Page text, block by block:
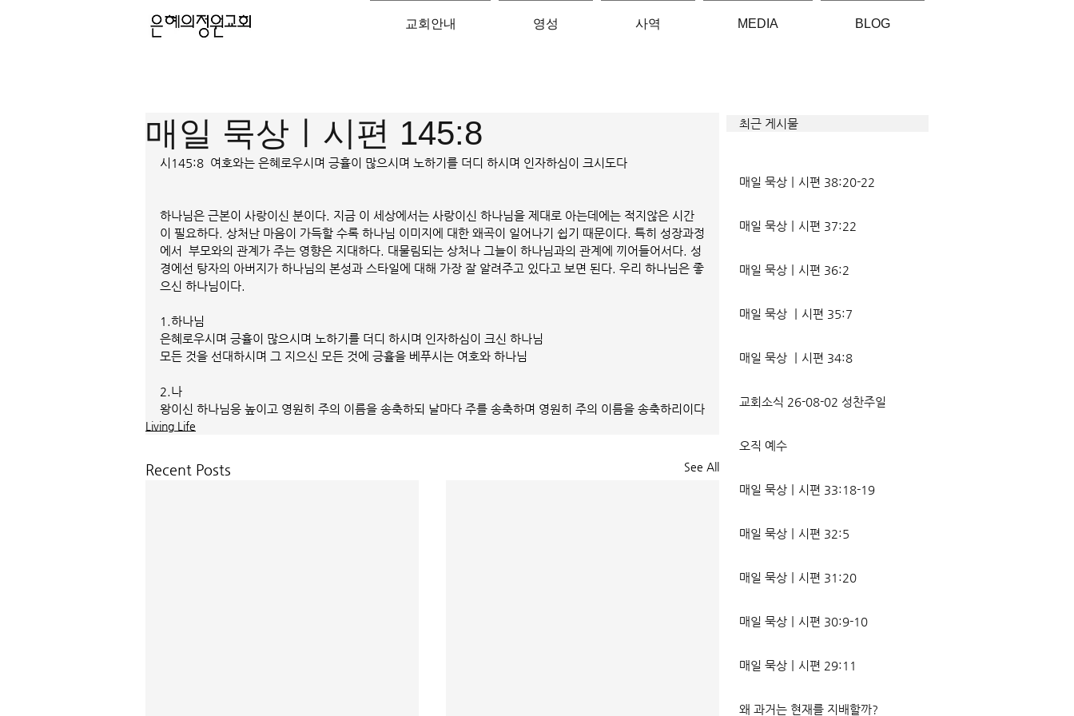
교회안내 영성 사역 MEDIA BLOG
최근 게시물
매일 묵상ㅣ시편 145:8
시145:8  여호와는 은혜로우시며 긍휼이 많으시며 노하기를 더디 하시며 인자하심이 크시도다
하나님은 근본이 사랑이신 분이다. 지금 이 세상에서는 사랑이신 하나님을 제대로 아는데에는 적지않은 시간
이 필요하다. 상처난 마음이 가득할 수록 하나님 이미지에 대한 왜곡이 일어나기 쉽기 때문이다. 특히 성장과정
에서  부모와의 관계가 주는 영향은 지대하다. 대물림되는 상처나 그늘이 하나님과의 관계에 끼어들어서다. 성
경에선 탕자의 아버지가 하나님의 본성과 스타일에 대해 가장 잘 알려주고 있다고 보면 된다. 우리 하나님은 좋
으신 하나님이다.
1.하나님
은혜로우시며 긍휼이 많으시며 노하기를 더디 하시며 인자하심이 크신 하나님
모든 것을 선대하시며 그 지으신 모든 것에 긍휼을 베푸시는 여호와 하나님
2.나
왕이신 하나님응 높이고 영원히 주의 이름을 송축하되 날마다 주를 송축하며 영원히 주의 이름을 송축하리이다
Living Life
Recent Posts See All
매일 묵상ㅣ시편 38:20-22
매일 묵상ㅣ시편 37:22
매일 묵상ㅣ시편 36:2
매일 묵상 ㅣ시편 35:7
매일 묵상 ㅣ시편 34:8
교회소식 26-08-02 성찬주일
오직 예수
매일 묵상ㅣ시편 33:18-19
매일 묵상ㅣ시편 32:5
매일 묵상ㅣ시편 31:20
매일 묵상ㅣ시편 30:9-10
매일 묵상ㅣ시편 29:11
왜 과거는 현재를 지배할까?